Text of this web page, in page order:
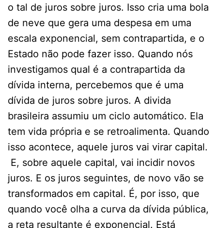
o tal de juros sobre juros. Isso cria uma bola
de neve que gera uma despesa em uma
escala exponencial, sem contrapartida, e o
Estado não pode fazer isso. Quando nós
investigamos qual é a contrapartida da
dívida interna, percebemos que é uma
dívida de juros sobre juros. A divida
brasileira assumiu um ciclo automático. Ela
tem vida própria e se retroalimenta. Quando
isso acontece, aquele juros vai virar capital.
E, sobre aquele capital, vai incidir novos
juros. E os juros seguintes, de novo vão se
transformados em capital. É, por isso, que
quando você olha a curva da dívida pública,
a reta resultante é exponencial. Está